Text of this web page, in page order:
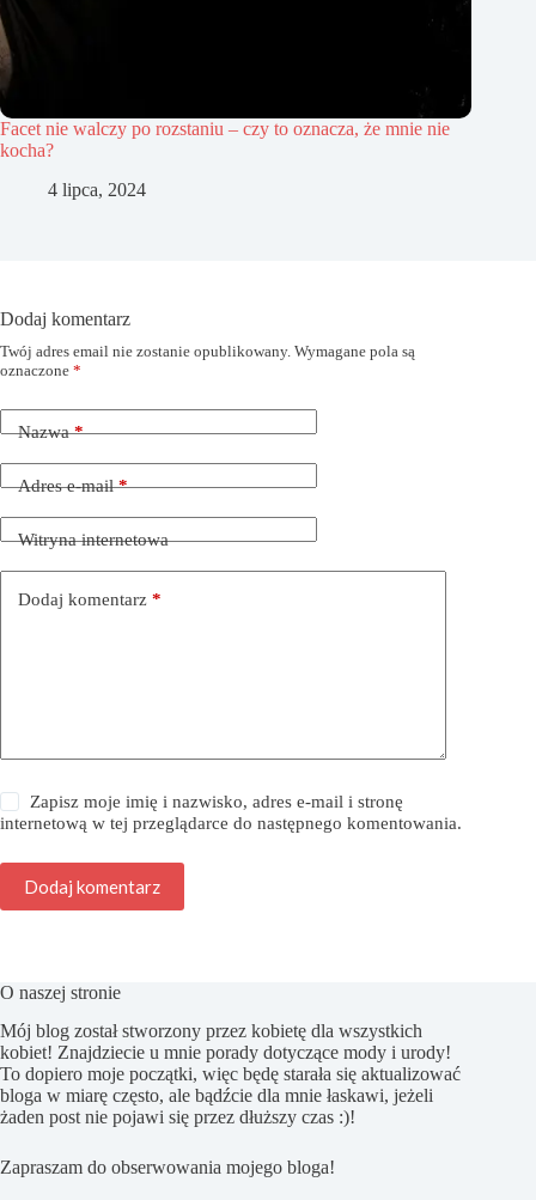
Facet nie walczy po rozstaniu – czy to oznacza, że mnie nie
kocha?
4 lipca, 2024
Dodaj komentarz
Twój adres email nie zostanie opublikowany. Wymagane pola są
oznaczone *
Nazwa*
Adres e-mail*
Witryna internetowa
Dodaj komentarz *
Zapisz moje imię i nazwisko, adres e-mail i stronę
internetową w tej przeglądarce do następnego komentowania.
Dodaj komentarz
O naszej stronie
Mój blog został stworzony przez kobietę dla wszystkich
kobiet! Znajdziecie u mnie porady dotyczące mody i urody!
To dopiero moje początki, więc będę starała się aktualizować
bloga w miarę często, ale bądźcie dla mnie łaskawi, jeżeli
żaden post nie pojawi się przez dłuższy czas :)!
Zapraszam do obserwowania mojego bloga!